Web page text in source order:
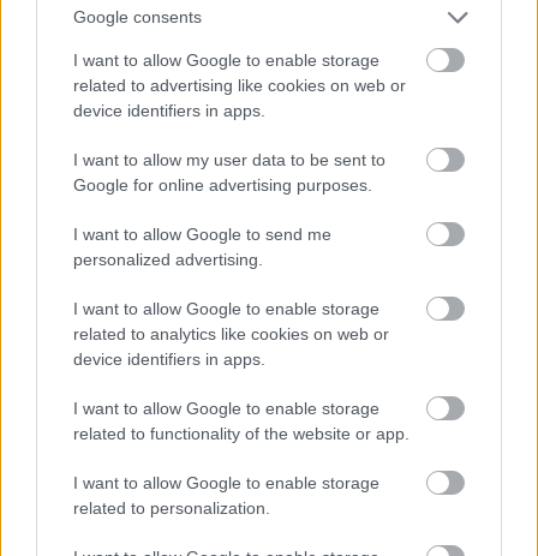
Google consents
I want to allow Google to enable storage
related to advertising like cookies on web or
device identifiers in apps.
I want to allow my user data to be sent to
Google for online advertising purposes.
I want to allow Google to send me
personalized advertising.
I want to allow Google to enable storage
related to analytics like cookies on web or
device identifiers in apps.
I want to allow Google to enable storage
related to functionality of the website or app.
I want to allow Google to enable storage
related to personalization.
SZÉP BÚCSÚT VEHET LINGARD
1 2 3 4 5 6 7 8
Meccs Center